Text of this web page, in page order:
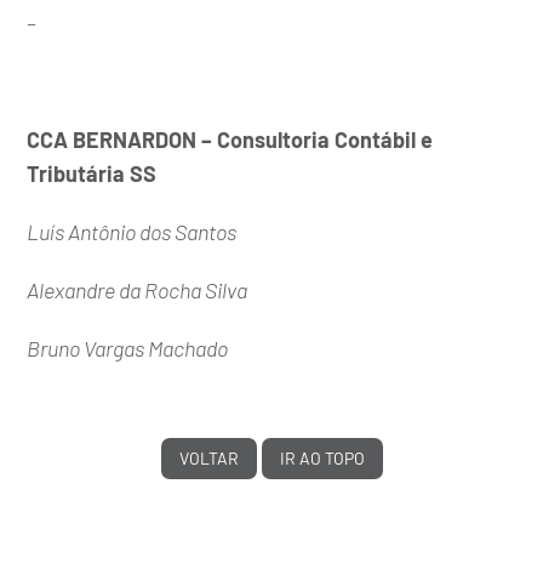
–
CCA BERNARDON – Consultoria Contábil e
Tributária SS
Luís Antônio dos Santos
Alexandre da Rocha Silva
Bruno Vargas Machado
VOLTAR IR AO TOPO